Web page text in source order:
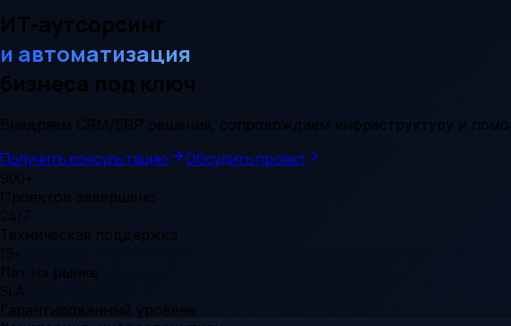
ИТ-аутсорсинг
и автоматизация
бизнеса под ключ
Внедряем CRM/ERP решения, сопровождаем инфраструктуру и
Получить консультацию
Обсудить проект
900+
Проектов завершено
24/7
Техническая поддержка
15+
Лет на рынке
SLA
Гарантированный уровень